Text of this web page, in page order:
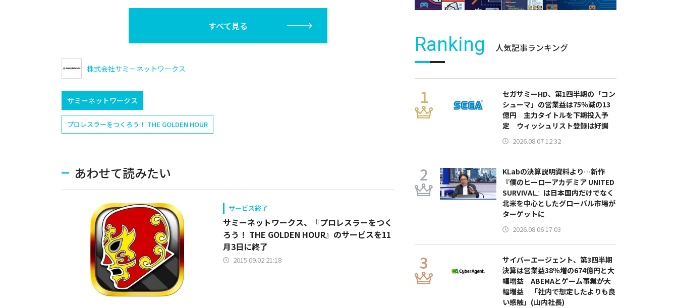
すべて見る
株式会社サミーネットワークス
サミーネットワークス
プロレスラーをつくろう！ THE GOLDEN HOUR
あわせて読みたい
サービス終了
サミーネットワークス、『プロレスラーをつく
ろう！ THE GOLDEN HOUR』のサービスを11
月3日に終了
2015.09.02 21:18
Ranking 人気記事ランキング
セガサミーHD、第1四半期の「コン
シューマ」の営業益は75％減の13
億円 主力タイトルを下期投入予
定 ウィッシュリスト登録は好調
2026.08.07 12:32
KLabの決算説明資料より…新作
『僕のヒーローアカデミア UNITED
SURVIVAL』は日本国内だけでなく
北米を中心としたグローバル市場が
ターゲットに
2026.08.06 17:03
サイバーエージェント、第3四半期
決算は営業益38％増の674億円と大
幅増益 ABEMAとゲーム事業が大
幅増益 「社内で想定したよりも良
い感触」(山内社長)